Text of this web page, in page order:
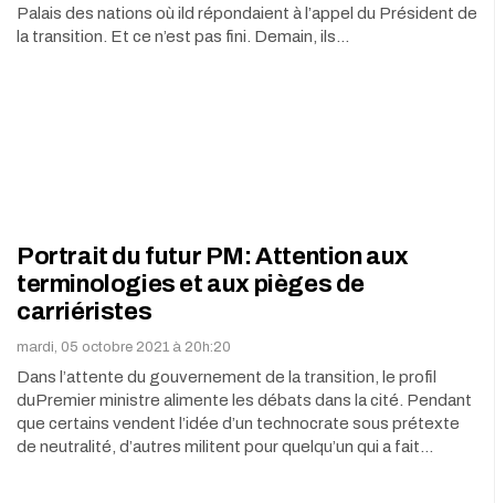
Palais des nations où ild répondaient à l’appel du Président de
la transition. Et ce n’est pas fini. Demain, ils…
Portrait du futur PM: Attention aux
terminologies et aux pièges de
carriéristes
mardi, 05 octobre 2021 à 20h:20
Dans l’attente du gouvernement de la transition, le profil
duPremier ministre alimente les débats dans la cité. Pendant
que certains vendent l’idée d’un technocrate sous prétexte
de neutralité, d’autres militent pour quelqu’un qui a fait…